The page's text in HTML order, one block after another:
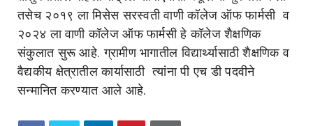
तसेच २०१९ ला मिसेस सरस्वती वाणी कॉलेज ऑफ फार्मसी व
२०२४ ला वाणी कॉलेज ऑफ फार्मसी हे कॉलेज शैक्षणिक
संकुलात सुरू आहे. ग्रामीण भागातील विद्यार्थ्यासाठी शैक्षणिक व
वैद्यकीय क्षेत्रातील कार्यासाठी त्यांना पी एच डी पदवीने
सन्मानित करण्यात आले आहे.